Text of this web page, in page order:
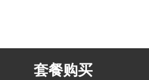
套餐购买